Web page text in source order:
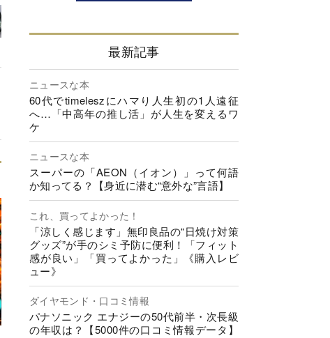
最新記事
ニュースな本
60代でtimeleszにハマり人生初の1人遠征
へ…「中高年の推し活」が人生を変えるワ
ケ
ニュースな本
スーパーの「AEON（イオン）」って何語
か知ってる？【身近に潜む“意外な”言語】
これ、買ってよかった！
「涼しく感じます」無印良品の“日焼け対策
グッズ”が手のシミ予防に便利！「フィット
感が良い」「買ってよかった」《購入レビ
ュー》
ダイヤモンド・口コミ情報
パナソニック エナジーの50代前半・次長級
の年収は？【5000件の口コミ情報データ】